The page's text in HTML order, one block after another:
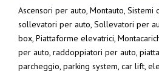
Ascensori per auto, Montauto, Sistemi
sollevatori per auto, Sollevatori per
box, Piattaforme elevatrici,
per auto, raddoppiatori per auto,
parcheggio, parking system, car lift,